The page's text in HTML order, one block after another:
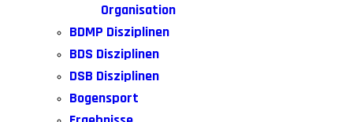
Organisation
BDMP Disziplinen
BDS Disziplinen
DSB Disziplinen
Bogensport